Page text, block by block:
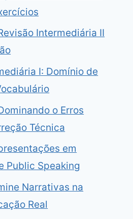
e Passive Voice
Intermediária II
I: Domínio de
o Erros
Técnica
em
Public Speaking
Narrativas na
Real